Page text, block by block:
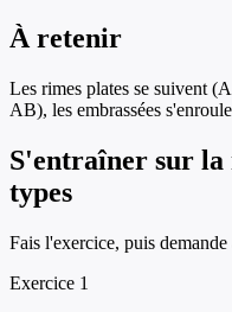
À retenir
Les rimes plates se suivent
AB), les embrassées
S'entraîner sur la
types
Fais l'exercice, puis
Exercice 1